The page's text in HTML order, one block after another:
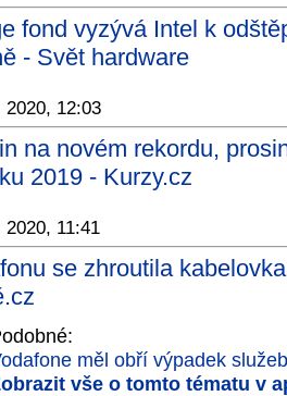
fond vyzývá Intel k
- Svět hardware
2020, 12:03
na novém rekordu,
2019 - Kurzy.cz
2020, 11:41
se zhroutila
měl obří výpadek
vše o tomto tématu v